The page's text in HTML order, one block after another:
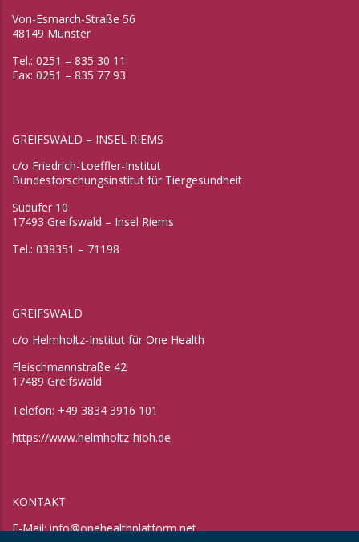
Von-Esmarch-Straße 56
48149 Münster
Tel.: 0251 – 835 30 11
Fax: 0251 – 835 77 93
GREIFSWALD – INSEL RIEMS
c/o Friedrich-Loeffler-Institut
Bundesforschungsinstitut für Tiergesundheit
Südufer 10
17493 Greifswald – Insel Riems
Tel.: 038351 – 71198
GREIFSWALD
c/o Helmholtz-Institut für One Health
Fleischmannstraße 42
17489 Greifswald
Telefon: +49 3834 3916 101
https://www.helmholtz-hioh.de
KONTAKT
E-Mail:info@onehealthplatform.net